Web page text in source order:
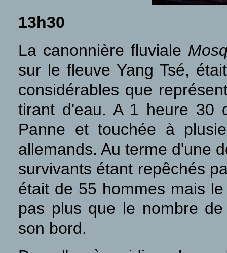
13h30
La canonnière fluviale
sur le fleuve Yang Tsé,
considérables que
tirant d'eau. A 1 heure 30
Panne et touchée à
allemands. Au terme d'une
survivants étant repêchés
était de 55 hommes mais
pas plus que le nombre
son bord.